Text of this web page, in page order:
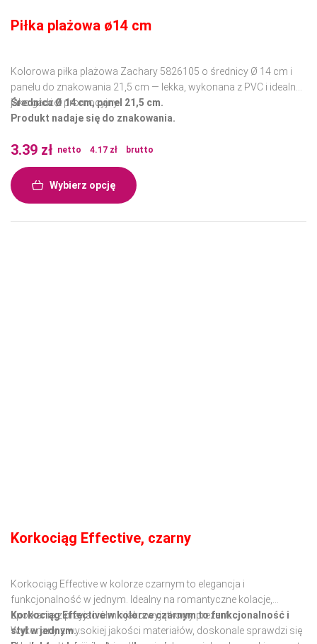
Piłka plażowa ø14 cm
Kolorowa piłka plażowa Zachary 5826105 o średnicy Ø 14 cm i
panelu do znakowania 21,5 cm — lekka, wykonana z PVC i idealna
jako gadżet promocyjny.
Średnica Ø 14 cm, panel 21,5 cm.
Produkt nadaje się do znakowania.
3.39 zł netto 4.17 zł brutto
Wybierz opcję
Korkociąg Effective, czarny
Korkociąg Effective w kolorze czarnym to elegancja i
funkcjonalność w jednym. Idealny na romantyczne kolacje,
spotkania z przyjaciółmi i jako wyjątkowy prezent.
Wykonany z wysokiej jakości materiałów, doskonale sprawdzi się
Korkociąg Effective w kolorze czarnym to funkcjonalność i
styl w jednym.